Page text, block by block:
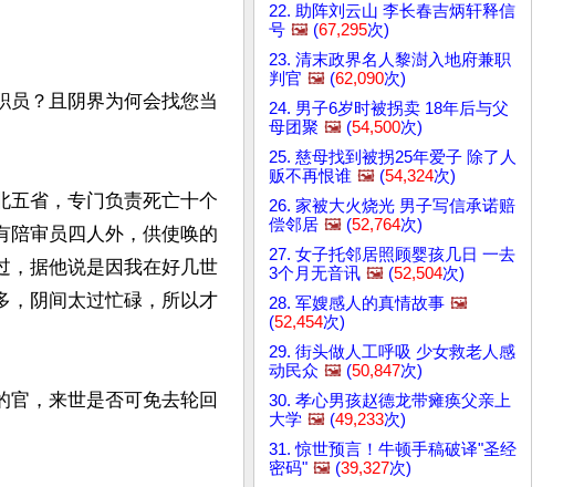
员？且阴界为何会找您当
五省，专门负责死亡十个
陪审员四人外，供使唤的
，据他说是因我在好几世
，阴间太过忙碌，所以才
官，来世是否可免去轮回
22. 助阵刘云山 李长春吉炳轩释信
号 🖼️ (67,295次)
23. 清末政界名人黎澍入地府兼职
判官 🖼️ (62,090次)
24. 男子6岁时被拐卖 18年后与父
母团聚 🖼️ (54,500次)
25. 慈母找到被拐25年爱子 除了人
贩不再恨谁 🖼️ (54,324次)
26. 家被大火烧光 男子写信承诺赔
偿邻居 🖼️ (52,764次)
27. 女子托邻居照顾婴孩几日 一去
3个月无音讯 🖼️ (52,504次)
28. 军嫂感人的真情故事 🖼️
(52,454次)
29. 街头做人工呼吸 少女救老人感
动民众 🖼️ (50,847次)
30. 孝心男孩赵德龙带瘫痪父亲上
大学 🖼️ (49,233次)
31. 惊世预言！牛顿手稿破译"圣经
密码" 🖼️ (39,327次)